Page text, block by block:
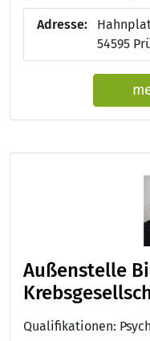
Adresse:
54595
Außenstelle
Qualifikationen: